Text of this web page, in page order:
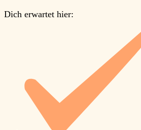
Dich erwartet hier: